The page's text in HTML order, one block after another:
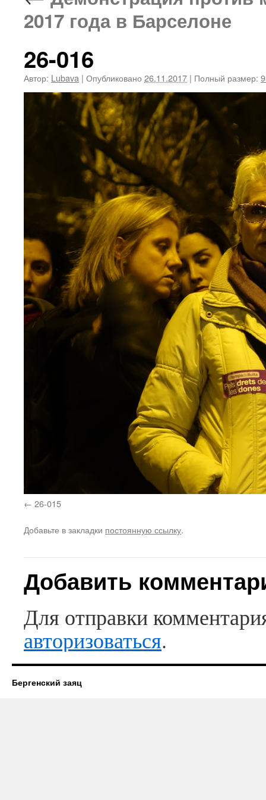
2017 года в Барселоне
26-016
Автор: Lubava | Опубликовано 26.11.2017 | Полный размер:
26-015
Добавьте в закладки постоянную ссылку.
Добавить
Для отправки
авторизоваться.
Бергенский заяц